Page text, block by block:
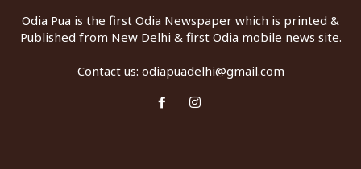
Odia Pua is the first Odia Newspaper which is printed &
Published from New Delhi & first Odia mobile news site.
Contact us: odiapuadelhi@gmail.com